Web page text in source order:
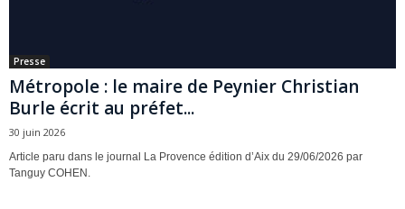
Presse
Métropole : le maire de Peynier Christian
Burle écrit au préfet...
30 juin 2026
Article paru dans le journal La Provence édition d’Aix du 29/06/2026 par
Tanguy COHEN.